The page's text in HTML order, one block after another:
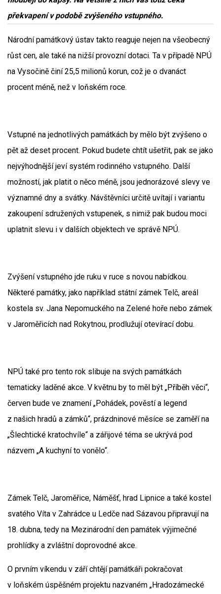
překvapení v podobě zvýšeného vstupného.
Národní památkový ústav takto reaguje nejen na všeobecný
růst cen, ale také na nižší provozní dotaci. Ta v případě NPÚ
na Vysočině činí 25,5 milionů korun, což je o dvanáct
procent méně, než v loňském roce.
Vstupné na jednotlivých památkách by mělo být zvýšeno o
pět až deset procent. Pokud budete chtít ušetřit, pak se jako
nejvýhodnější jeví systém rodinného vstupného. Další
možností, jak platit o něco méně, jsou jednorázové slevy ve
významné dny a svátky. Návštěvníci určitě uvítají i variantu
zakoupení sdružených vstupenek, s nimiž pak budou moci
uplatnit slevu i v dalších objektech ve správě NPÚ.
Zvýšení vstupného jde ruku v ruce s novou nabídkou.
Některé památky, jako například státní zámek Telč, areál
kostela sv. Jana Nepomuckého na Zelené hoře nebo zámek
v Jaroměřicích nad Rokytnou, prodlužují otevírací dobu.
NPÚ také pro tento rok slibuje na svých památkách
tematicky laděné akce. V květnu by to měl být „Příběh věci“,
červen bude ve znamení „Pohádek, pověstí a legend
z našich hradů a zámků“, prázdninové měsíce se zaměří na
„Šlechtické kratochvíle“ a zářijové téma se ukrývá pod
názvem „A kuchyní to vonělo“.
Zámek Telč, Jaroměřice, Náměšť, hrad Lipnice a také kostel
svatého Víta v Zahrádce u Ledče nad Sázavou připravují na
18. dubna, tedy na Mezinárodní den památek výjimečné
prohlídky a zvláštní doprovodné akce.
O prvním víkendu v září chtějí památkáři pokračovat
v loňském úspěšném projektu nazvaném „Hradozámecké